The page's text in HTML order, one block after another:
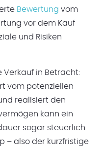
Bewertung vom
vor dem Kauf
und Risiken
Verkauf in Betracht:
vom potenziellen
realisiert den
kann ein
sogar steuerlich
– also der kurzfristige